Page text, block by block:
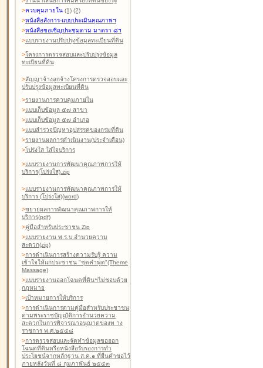
>ควบคุมภายใน (1) (2)
>หนังสือสังการ-แบบประเมินคุณภาพฯ
>หนังสือขอเชิญประชุมตาม มาตรา ๘ฯ
>แบบรายงานปรับปรุงข้อมูลทะเบียนที่ดิน
>โครงการตรวจสอบและปรับปรุงข้อมูล
ทะเบียนที่ดิน
>สัญญาจ้างลูกจ้างโครงการตรวจสอบและ
ปรับปรุงข้อมูลทะเบียนที่ดิน
>รายงานการควบคุมภายใน
>แบบเก็บข้อมูล ๕๗ สาขา
>แบบเก็บข้อมูล ๕๗ อำเภอ
>แบบสำรวจปัญหาอุปสรรคของกรมที่ดิน
>รายงานผลการดำเนินงาน(ประจำเดือน)
>โปร่งใส ใส่ใจบริการ
>แบบรายงานการพัฒนาคุณภาพการให้
บริการ(โปร่งใส).zip
>แบบรายงานการพัฒนาคุณภาพการให้
บริการ (โปร่งใส)(word)
>ขยายผลการพัฒนาคุณภาพการให้
บริการ(pdf)
>คู่มือสำหรับประชาชน Zip
>แบบรายงาน พ.ร.บ.อำนวยความ
สะดวก(zip)
>การดำเนินการสร้างความรับรู้ ความ
เข้าใจให้แก่ประชาชน "ชุดคำพูด"(Theme
Massage)
>แบบรายงานออกโฉนดที่ดินฯไม่ชอบด้วย
กฎหมาย
>เป้าหมายการให้บริการ
>การดำเนินการตามคู่มือสำหรับประชาชน
ตามพระราชบัญญัติการอำนวยความ
สะดวกในการพิจารณาอนุญาตของท าง
ราชการ พ.ศ.๒๕๕๘
>การตรวจสอบและจัดทำข้อมูลขอออก
โฉนดที่ดินหรือหนังสือรับรองการทำ
ประโยชน์จากหลักฐาน ส.ค.๑ ที่ยื่นคำขอไว้
ภายหลังวันที่ ๘ กุมภาพันธ์ ๒๕๕๓